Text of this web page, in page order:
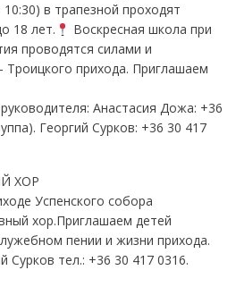
в трапезной проходят
18 лет.
Воскресная школа при
проводятся силами и
прихода. Приглашаем
Анастасия Дожа: +36
Георгий Сурков: +36 30 417
ХОР
Успенского собора
хор.Приглашаем детей
пении и жизни прихода.
Сурков тел.: +36 30 417 0316.